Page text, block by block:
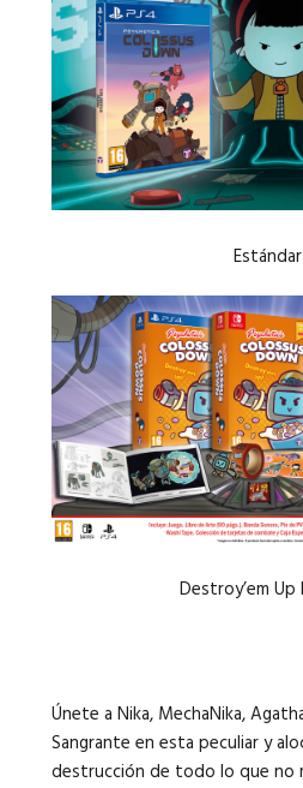
Estándar
Destroy’em
Únete a Nika, MechaNika,
Sangrante en esta peculiar y
destrucción de todo lo que no